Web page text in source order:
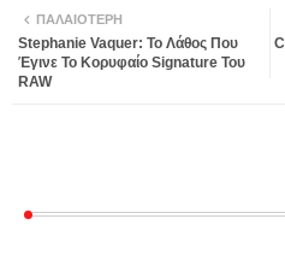
ΠΑΛΑΙΌΤΕΡΗ
Stephanie Vaquer: Το Λάθος Που
Έγινε Το Κορυφαίο Signature Του
RAW